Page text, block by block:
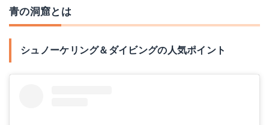
青の洞窟とは
シュノーケリング＆ダイビングの人気ポイント